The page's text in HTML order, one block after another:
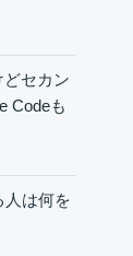
セカン
Codeも
人は何を